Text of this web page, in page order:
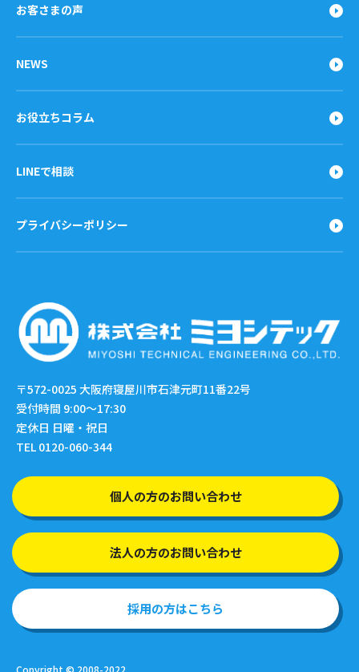
お客さまの声
NEWS
お役立ちコラム
LINEで相談
プライバシーポリシー
〒572-0025 大阪府寝屋川市石津元町11番22号
受付時間 9:00〜17:30
定休日 日曜・祝日
TEL 0120-060-344
個人の方のお問い合わせ
法人の方のお問い合わせ
採用の方はこちら